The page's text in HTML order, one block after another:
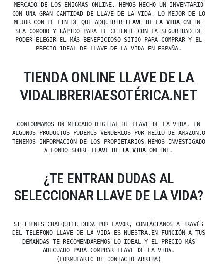
MERCADO DE LOS ENIGMAS ONLINE, HEMOS HECHO UN INVENTARIO
CON UNA GRAN CANTIDAD DE LLAVE DE LA VIDA, LO MEJOR DE LO
MEJOR CON EL FIN DE QUE ADQUIRIR LLAVE DE LA VIDA ONLINE
SEA CÓMODO Y RÁPIDO PARA EL CLIENTE CON LA SEGURIDAD DE
PODER ELEGIR EL MÁS BENEFICIOSO SITIO PARA COMPRAR Y EL
PRECIO IDEAL DE LLAVE DE LA VIDA EN ESPAÑA.
TIENDA ONLINE LLAVE DE LA
VIDALIBRERIAESOTÉRICA.NET
CONFORMAMOS UN MERCADO DIGITAL DE LLAVE DE LA VIDA. EN
ALGUNOS PRODUCTOS PODEMOS VENDERLOS POR MEDIO DE AMAZON,O
TENEMOS INFORMACIÓN DE LOS PROPIETARIOS,HEMOS INVESTIGADO
A FONDO SOBRE LLAVE DE LA VIDA ONLINE.
¿TE ENTRAN DUDAS AL
SELECCIONAR LLAVE DE LA VIDA?
SI TIENES CUALQUIER DUDA POR FAVOR, CONTÁCTANOS A TRAVÉS
DEL TELÉFONO LLAVE DE LA VIDA ES NUESTRA,EN FUNCIÓN A TUS
DEMANDAS TE RECOMENDAREMOS LO IDEAL Y EL PRECIO MÁS
ADECUADO PARA COMPRAR LLAVE DE LA VIDA.
(FORMULARIO DE CONTACTO ARRIBA)